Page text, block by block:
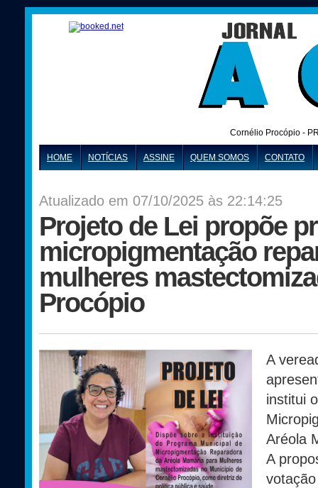
Cornélio Procópio -
HOME NOTÍCIAS ASSINE QUEM SOMOS CONTATO
Atualizado em 07/10/2025 às 22:14:25
Projeto de Lei propõe
micropigmentação
mulheres
Procópio
A
institui
Aréola
A